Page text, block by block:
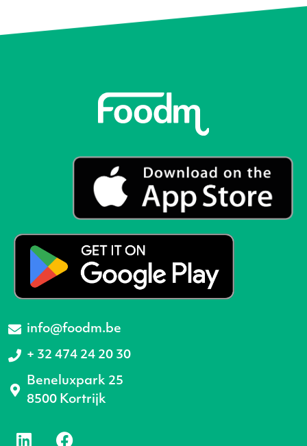
info@foodm.be
+ 32 474 24 20 30
Beneluxpark 25
8500 Kortrijk